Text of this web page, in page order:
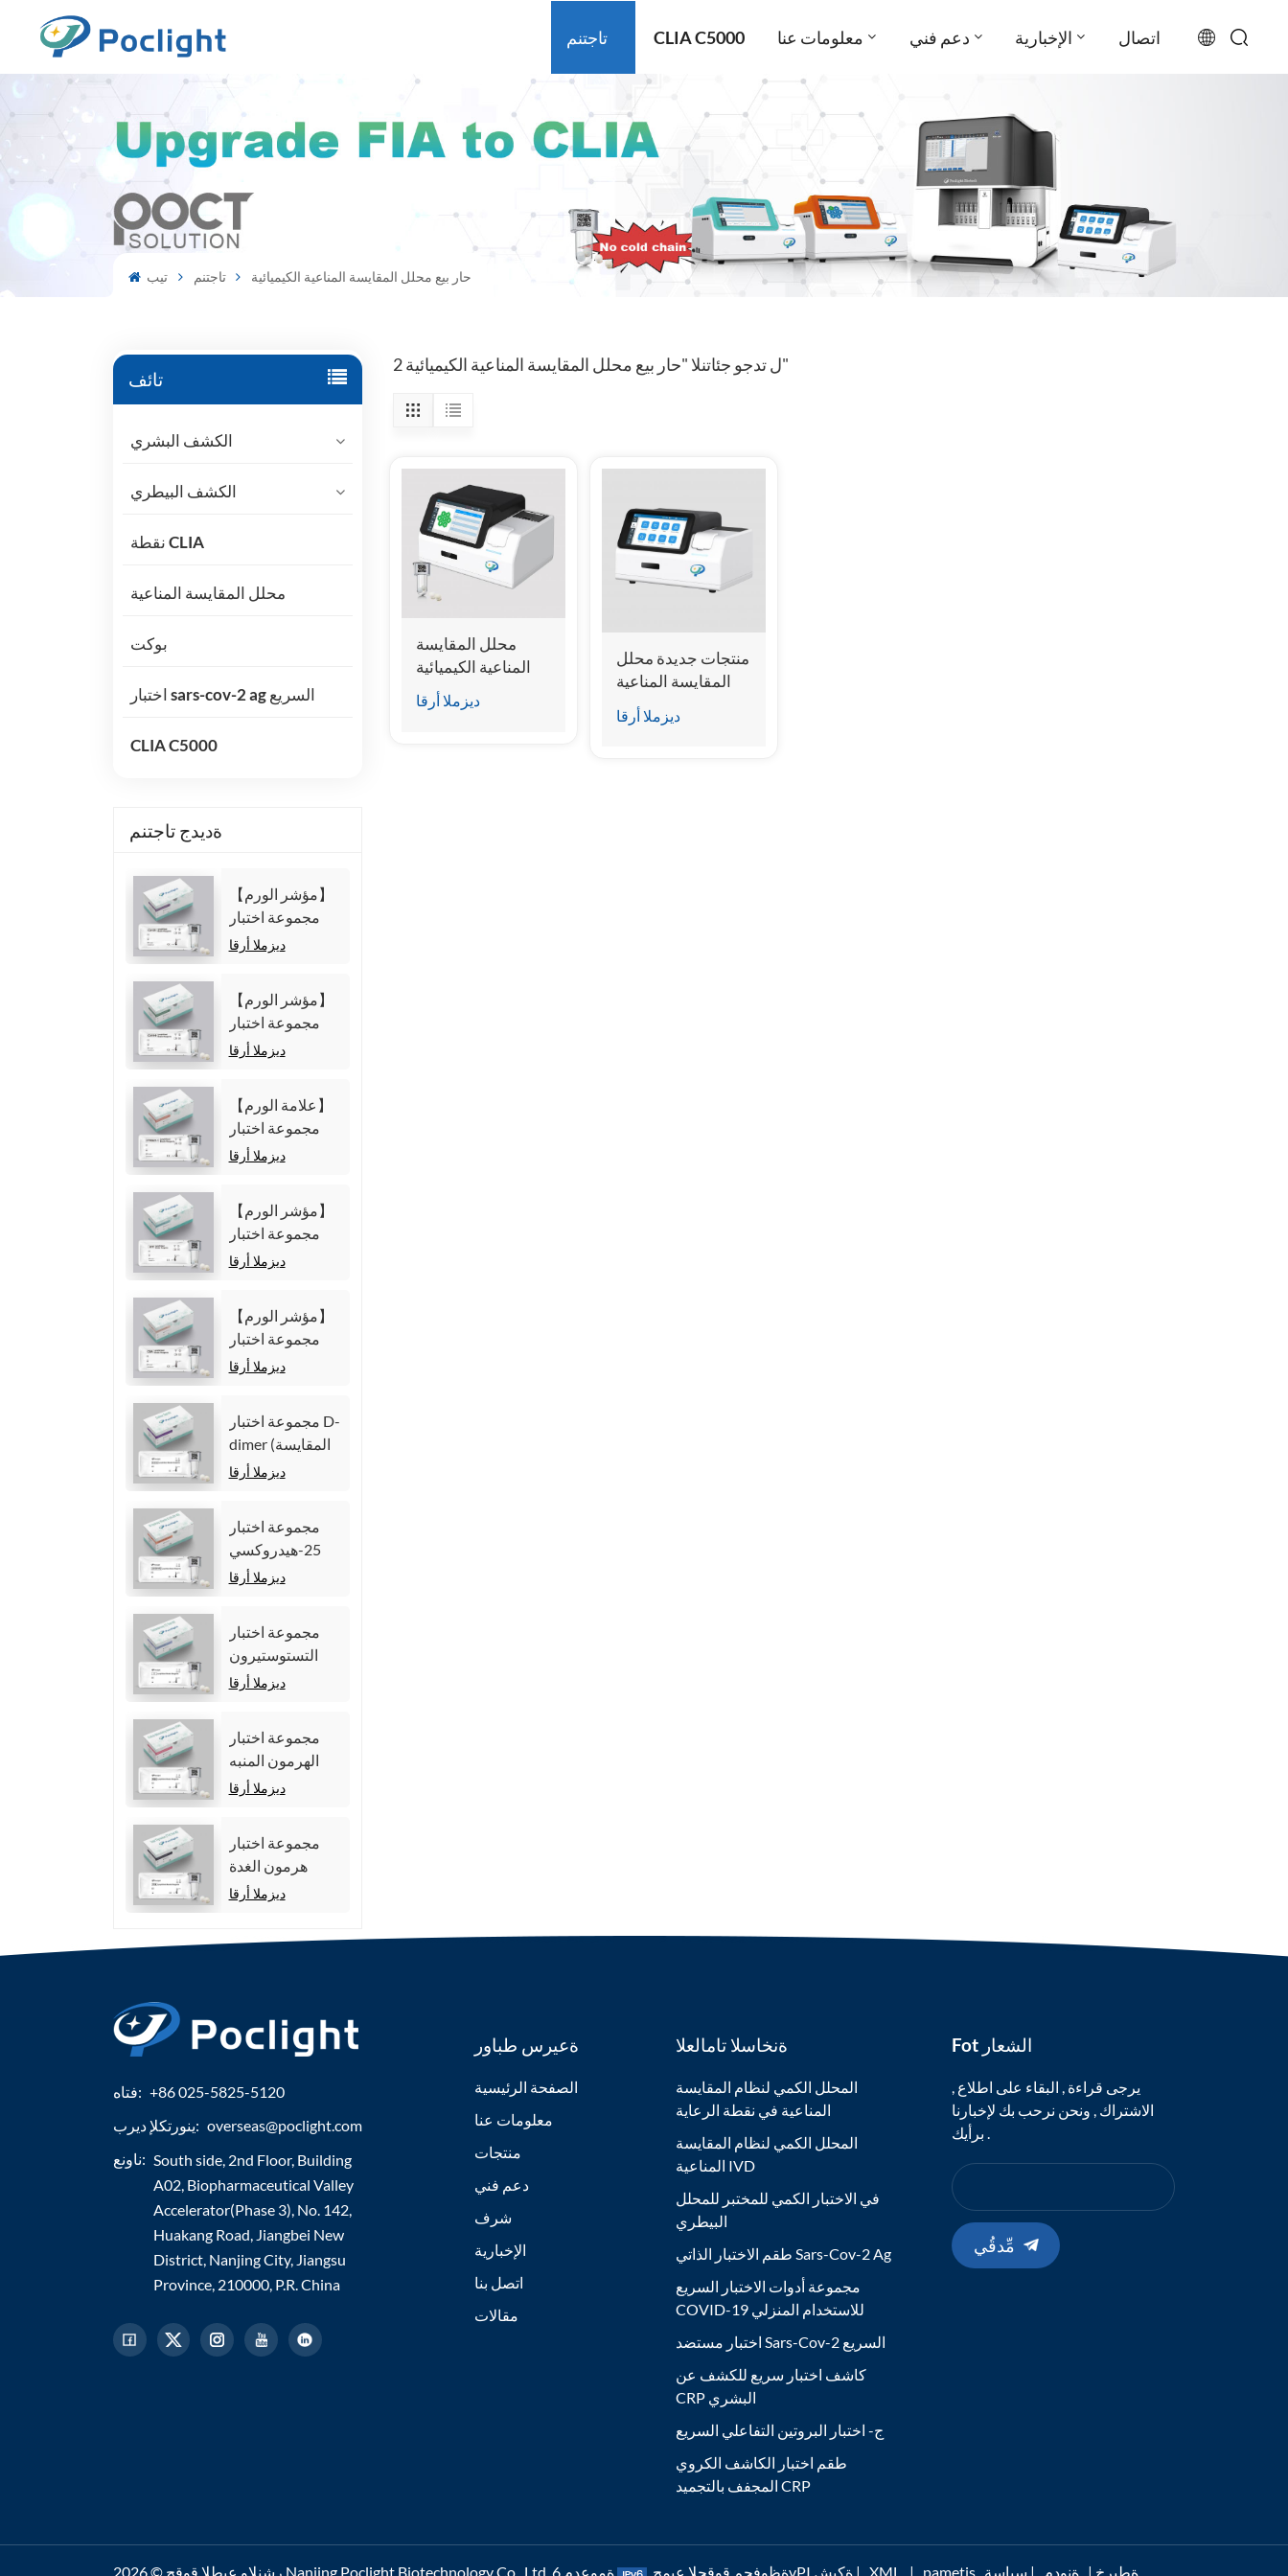
تاجتنم CLIA C5000 معلومات عنا دعم فني الإخبارية اتصال
русский
español
تيب تاجتنم حار بيع محلل المقايسة المناعية الكيميائية
تائف
الكشف البشري
الكشف البيطري
نقطة CLIA
محلل المقايسة المناعية
بوكت
اختبار sars-cov-2 ag السريع
CLIA C5000
ةديدج تاجتنم
【مؤشر الورم】
مجموعة اختبار
مستضد
الكيميائية الضوئية
ديزملا أرقا
【مؤشر الورم】
مجموعة اختبار
مستضد
الكيميائية الضوئية
ديزملا أرقا
【علامة الورم】
مجموعة اختبار
Cytokeratin19
الكيميائية الضوئية
ديزملا أرقا
【مؤشر الورم】
مجموعة اختبار
ألفا فيتوبروتين
الضوئية
المتجانسة)
ديزملا أرقا
【مؤشر الورم】
مجموعة اختبار
مستضد السرطان
الكيميائية الضوئية
المتجانسة)
ديزملا أرقا
مجموعة اختبار D-
dimer (المقايسة
المناعية للتألق
ديزملا أرقا
مجموعة اختبار
25-هيدروكسي
فيتامين د (مقايسة
ديزملا أرقا
مجموعة اختبار
التستوستيرون
(المقايسة المناعية
ديزملا أرقا
مجموعة اختبار
الهرمون المنبه
للجريب (FSH).ديزملا أرقا
مجموعة اختبار
هرمون الغدة
الدرقية الكلي
ديزملا أرقا
2 ل تدجو جئاتنلا "حار بيع محلل المقايسة المناعية الكيميائية"
محلل المقايسة
المناعية الكيميائية
الدقيقة الجافة
ديزملا أرقا
منتجات جديدة محلل
المقايسة المناعية
الكيميائية الجافة
ديزملا أرقا
فتاه: +86 025-5825-5120
ينورتكلإ ديرب: overseas@poclight.com
ناونع: South side, 2nd Floor, Building
A02, Biopharmaceutical Valley
Accelerator(Phase 3), No. 142,
Huakang Road, Jiangbei New
District, Nanjing City, Jiangsu
Province, 210000, P.R. China
ةعيرس طباور
الصفحة الرئيسية
معلومات عنا
منتجات
دعم فني
شرف
الإخبارية
اتصل بنا
مقالات
ةنخاسلا تامالعلا
المحلل الكمي لنظام المقايسة
المناعية في نقطة الرعاية
المحلل الكمي لنظام المقايسة
المناعية IVD
في الاختبار الكمي للمختبر للمحلل
البيطري
طقم الاختبار الذاتي Sars-Cov-2 Ag
مجموعة أدوات الاختبار السريع
COVID-19 للاستخدام المنزلي
اختبار مستضد Sars-Cov-2 السريع
كاشف اختبار سريع للكشف عن
CRP البشري
ج- اختبار البروتين التفاعلي السريع
طقم اختبار الكاشف الكروي
المجفف بالتجميد CRP
Fot الشعار
يرجى قراءة , البقاء على اطلاع ,
الاشتراك , ونحن نرحب بك لإخبارنا
برأيك .
مِّدقُي
رشنلاو عبطلا قوقح © 2026 Nanjing Poclight Biotechnology Co., Ltd. ةظوفحم قوقحلا عيمج. ةموعدم 6vPI ةكبش | XML | pametis ةطيرخ | ةنودم | سياسة